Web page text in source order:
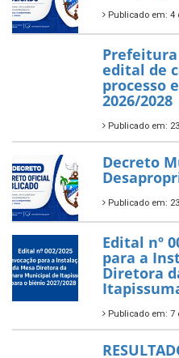
Publicado em: 4
edital de
processo
2026/2028
Publicado em:
Decreto
Publicado em:
Edital nº
para a
Diretora
Publicado em: 7